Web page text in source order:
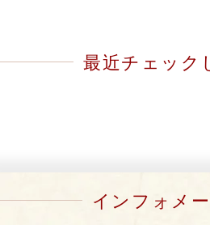
最近チェック
インフォメ